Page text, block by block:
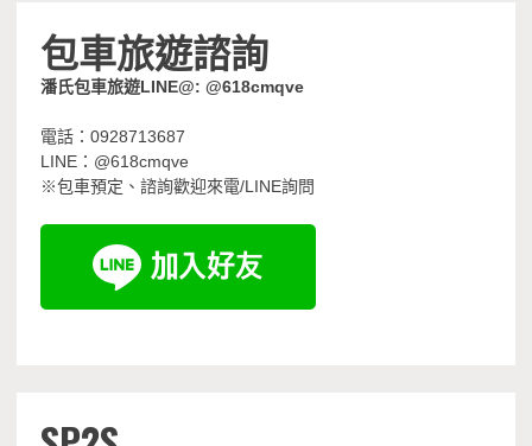
包車旅遊諮詢
潘氏包車旅遊LINE@: @618cmqve
電話：0928713687
LINE：@618cmqve
※包車預定、諮詢歡迎來電/LINE詢問